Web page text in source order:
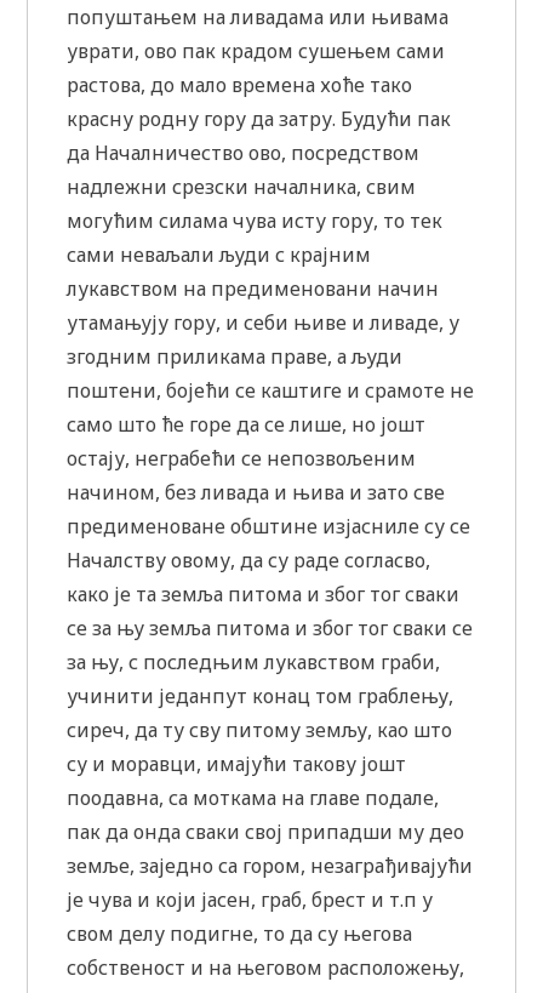
попуштањем на ливадама или њивама
уврати, ово пак крадом сушењем сами
растова, до мало времена хоће тако
красну родну гору да затру. Будући пак
да Началничество ово, посредством
надлежни срезски началника, свим
могућим силама чува исту гору, то тек
сами неваљали људи с крајним
лукавством на предименовани начин
утамањују гору, и себи њиве и ливаде, у
згодним приликама праве, а људи
поштени, бојећи се каштиге и срамоте не
само што ће горе да се лише, но јошт
остају, неграбећи се непозвољеним
начином, без ливада и њива и зато све
предименоване обштине изјасниле су се
Началству овому, да су раде согласво,
како је та земља питома и због тог сваки
се за њу земља питома и због тог сваки се
за њу, с последњим лукавством граби,
учинити једанпут конац том граблењу,
сиреч, да ту сву питому земљу, као што
су и моравци, имајући такову јошт
поодавна, са моткама на главе подале,
пак да онда сваки свој припадши му део
земље, заједно са гором, незаграђивајући
је чува и који јасен, граб, брест и т.п у
свом делу подигне, то да су његова
собственост и на његовом расположењу,